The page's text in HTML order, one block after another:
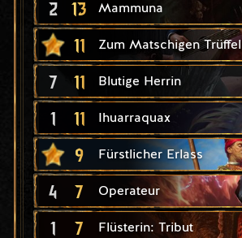
2 13 Mammuna
11 Zum Matschigen Trüffel
7 11 Blutige Herrin
1 11 Ihuarraquax
9 Fürstlicher Erlass
4 7 Operateur
1 7 Flüsterin: Tribut